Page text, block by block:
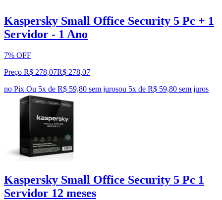
Kaspersky Small Office Security 5 Pc + 1
Servidor - 1 Ano
7% OFF
Preço R$ 278,07R$ 278,07
no Pix Ou 5x de R$ 59,80 sem jurosou 5x de R$ 59,80 sem juros
Kaspersky Small Office Security 5 Pc 1
Servidor 12 meses